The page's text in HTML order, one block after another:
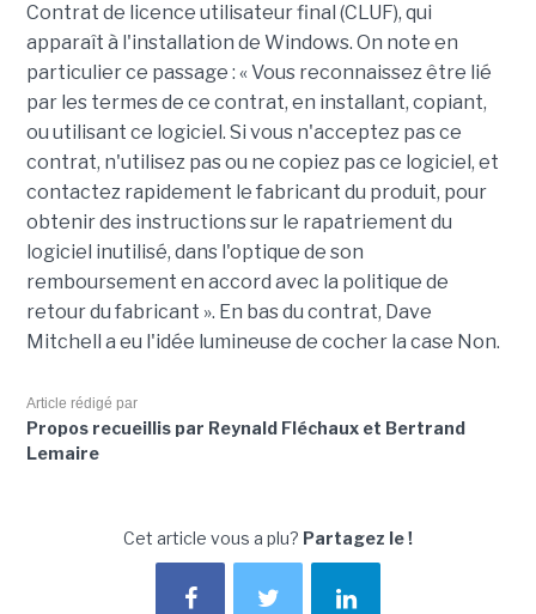
Contrat de licence utilisateur final (CLUF), qui
apparaît à l'installation de Windows. On note en
particulier ce passage : « Vous reconnaissez être lié
par les termes de ce contrat, en installant, copiant,
ou utilisant ce logiciel. Si vous n'acceptez pas ce
contrat, n'utilisez pas ou ne copiez pas ce logiciel, et
contactez rapidement le fabricant du produit, pour
obtenir des instructions sur le rapatriement du
logiciel inutilisé, dans l'optique de son
remboursement en accord avec la politique de
retour du fabricant ». En bas du contrat, Dave
Mitchell a eu l'idée lumineuse de cocher la case Non.
Article rédigé par
Propos recueillis par Reynald Fléchaux et Bertrand
Lemaire
Cet article vous a plu? Partagez le !